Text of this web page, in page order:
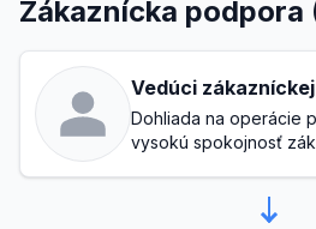
Zákaznícka podpora
Vedúci
Dohliada na operácie
vysokú spokojnosť